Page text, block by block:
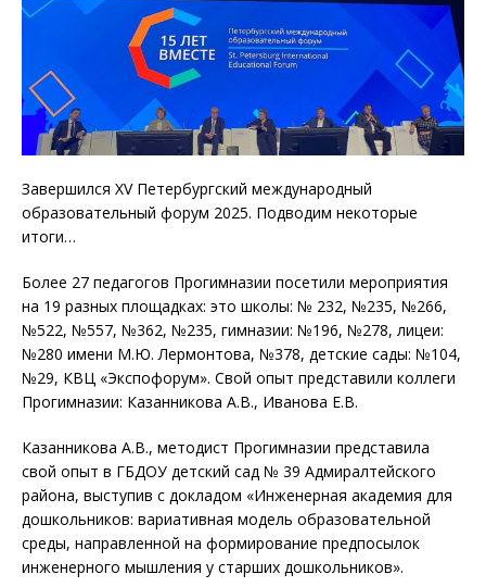
Завершился XV Петербургский международный
образовательный форум 2025. Подводим некоторые
итоги…
Более 27 педагогов Прогимназии посетили мероприятия
на 19 разных площадках: это школы: № 232, №235, №266,
№522, №557, №362, №235, гимназии: №196, №278, лицеи:
№280 имени М.Ю. Лермонтова, №378, детские сады: №104,
№29, КВЦ «Экспофорум». Свой опыт представили коллеги
Прогимназии: Казанникова А.В., Иванова Е.В.
Казанникова А.В., методист Прогимназии представила
свой опыт в ГБДОУ детский сад № 39 Адмиралтейского
района, выступив с докладом «Инженерная академия для
дошкольников: вариативная модель образовательной
среды, направленной на формирование предпосылок
инженерного мышления у старших дошкольников».